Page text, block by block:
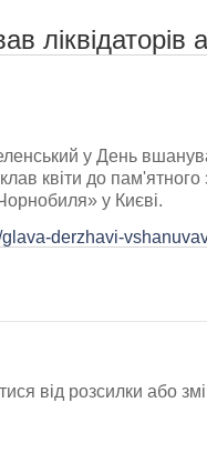
ліквідаторів
у День
квіти до
у Києві.
derzhavi-
від розсилки або